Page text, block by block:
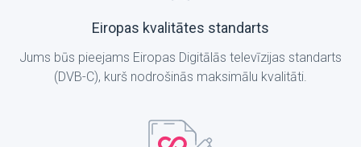
Eiropas kvalitātes standarts
Jums būs pieejams Eiropas Digitālās televīzijas standarts
(DVB-C), kurš nodrošinās maksimālu kvalitāti.